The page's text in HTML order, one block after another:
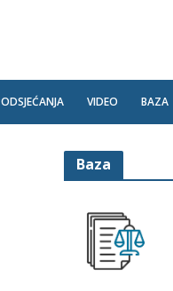
VIDEO BAZA
Baza